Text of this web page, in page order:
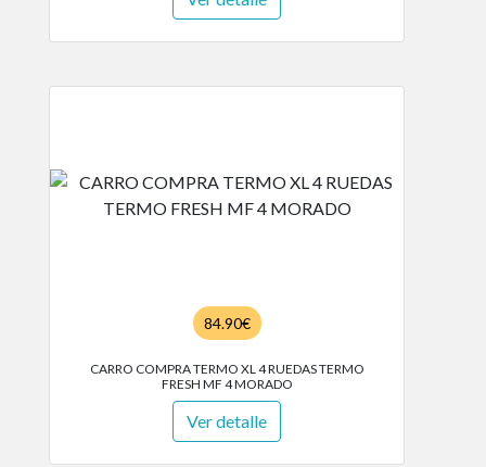
84.90€
CARRO COMPRA TERMO XL 4 RUEDAS TERMO
FRESH MF 4 MORADO
Ver detalle